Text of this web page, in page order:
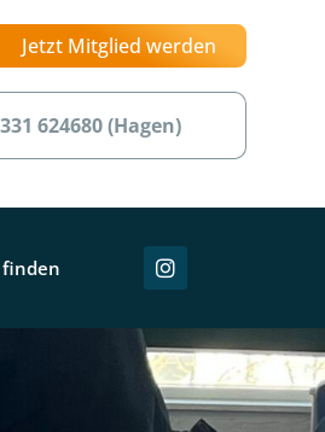
Jetzt Mitglied werden
624680 (Hagen)